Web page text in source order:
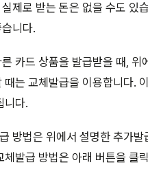
제로 받는 돈은 없을 수도 있
니다.
카드 상품을 발급받을 때,
때는 교체발급을 이용합니다.
니다.
방법은 위에서 설명한 추가발
체발급 방법은 아래 버튼을 클